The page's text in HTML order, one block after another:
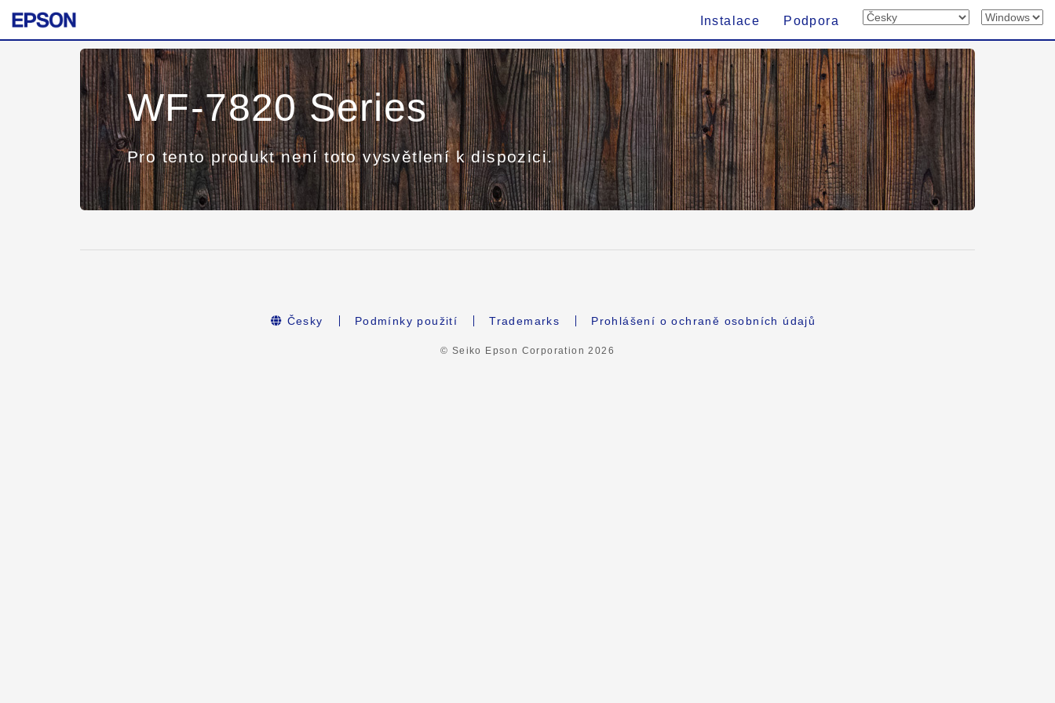
Instalace Podpora
WF-7820 Series
Pro tento produkt není toto vysvětlení k dispozici.
Česky Podmínky použití Trademarks Prohlášení o ochraně osobních údajů
© Seiko Epson Corporation2026